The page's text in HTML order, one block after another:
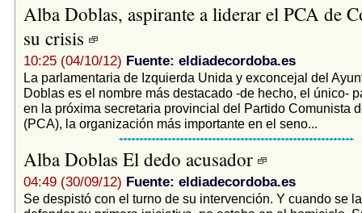
Alba Doblas, aspirante a liderar el PCA de
su crisis
10:25 (04/10/12) Fuente: eldiadecordoba.es
La parlamentaria de Izquierda Unida y exconcejal del
Doblas es el nombre más destacado -de hecho, el único-
en la próxima secretaria provincial del Partido Comunista
(PCA), la organización más importante en el seno...
Alba Doblas El dedo acusador
04:49 (30/09/12) Fuente: eldiadecordoba.es
Se despistó con el turno de su intervención. Y cuando se